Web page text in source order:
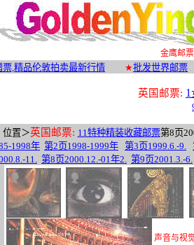
金鹰邮
票,精品伦敦拍卖最新行情 ★批发世界邮票
英国邮票: 1
位置＞英国邮票: 11特种精装收藏邮票第8 页
1998年 第2 页1998-1999年 第3 页1999.6.-9.
11. 第8 页2000.12.-01年2. 第9 页2001.3.-6.
声音与视